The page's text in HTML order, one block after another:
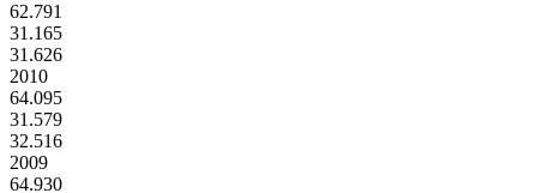
62.791
31.165
31.626
2010
64.095
31.579
32.516
2009
64.930